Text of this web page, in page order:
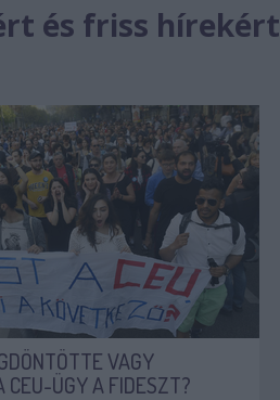
és friss
VAGY
CEU-ÜGY A FIDESZT?